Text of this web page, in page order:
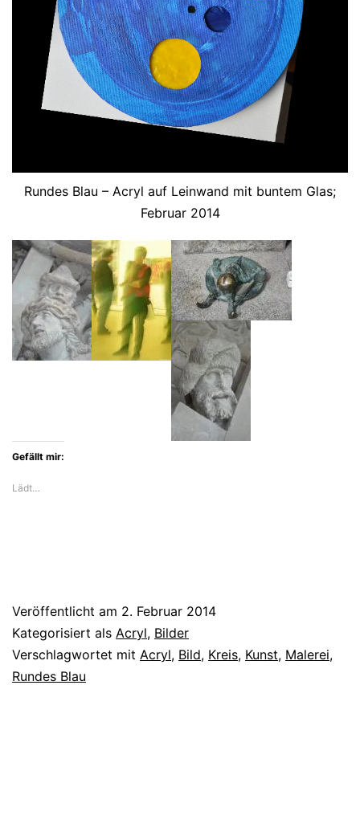
Rundes Blau – Acryl auf Leinwand mit buntem Glas;
Februar 2014
Gefällt mir:
Lädt…
Veröffentlicht am 2. Februar 2014
Kategorisiert als Acryl, Bilder
Verschlagwortet mit Acryl, Bild, Kreis, Kunst, Malerei,
Rundes Blau